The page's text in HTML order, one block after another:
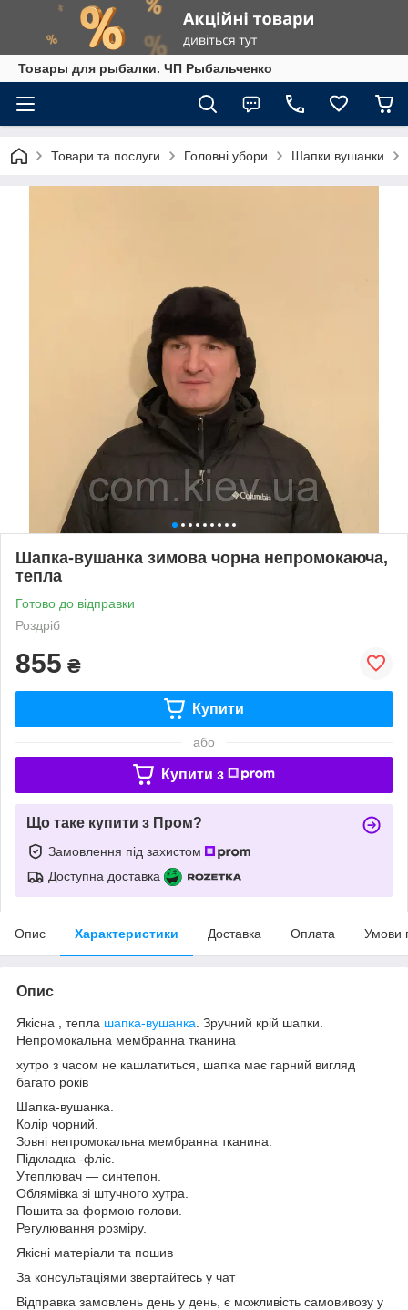
Товары для рыбалки. ЧП Рыбальченко
Товари та послуги Головні убори Шапки вушанки
Шапка-вушанка зимова чорна непромокаюча,
тепла
Готово до відправки
Роздріб
855 ₴
Купити
або
Купити з
Що таке купити з Пром?
Замовлення під захистом
Доступна доставка
Опис Характеристики Доставка Оплата Умови
Опис
Якісна , тепла шапка-вушанка . Зручний крій шапки.
Непромокальна мембранна тканина
хутро з часом не кашлатиться, шапка має гарний вигляд
багато років
Шапка-вушанка.
Колір чорний.
Зовні непромокальна мембранна тканина.
Підкладка -фліс.
Утеплювач — синтепон.
Облямівка зі штучного хутра.
Пошита за формою голови.
Регулювання розміру.
Якісні матеріали та пошив
За консультаціями звертайтесь у чат
Відправка замовлень день у день, є можливість самовивозу у